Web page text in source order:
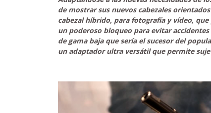
de mostrar sus nuevos cabezales
cabezal híbrido, para fotografía y vídeo,
un poderoso bloqueo para evitar
de gama baja que sería el sucesor del
un adaptador ultra versátil que permite